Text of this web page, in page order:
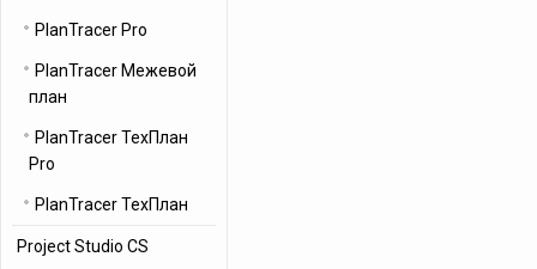
PlanTracer Pro
PlanTracer Межевой
план
PlanTracer ТехПлан
Pro
PlanTracer ТехПлан
Project Studio CS